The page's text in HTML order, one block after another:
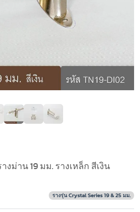
งม่าน 19 มม. รางเหล็ก สีเงิน
รางรุ่น Crystal Series 19 & 25 มม.